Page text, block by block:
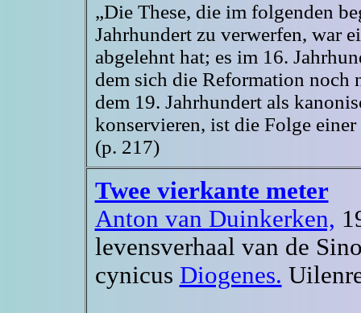
„Die These, die im folgenden
Jahrhundert zu verwerfen, war
abgelehnt hat; es im 16.
dem sich die Reformation noch
dem 19. Jahrhundert als
konservieren, ist die Folge
(p. 217)
Twee vierkante meter
Anton van Duinkerken,
levensverhaal van de
cynicus Diogenes.